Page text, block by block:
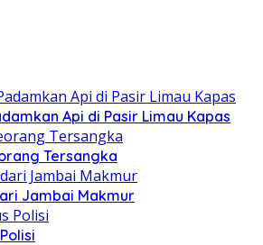
Api di Pasir Limau Kapas
Tersangka
Jambai Makmur